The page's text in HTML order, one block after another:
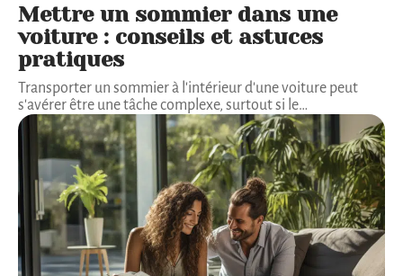
Mettre un sommier dans une
voiture : conseils et astuces
pratiques
Transporter un sommier à l'intérieur d'une voiture peut
s'avérer être une tâche complexe, surtout si le…